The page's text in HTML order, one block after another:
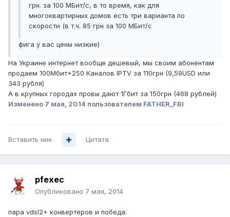
грн. за 100 МБит/с, в то время, как для
многоквартирных домов есть три варианта по
скорости (в т.ч. 85 грн за 100 МБит/с
фига у вас цены низкие)
На Украине интернет вообще дешевый, мы своим абонентам
продаем 100Мбит+250 Каналов IPTV за 110грн (9,59USD или
343 рубля)
А в крупных городах провы дают 1Гбит за 150грн (468 рублей)
Изменено 7 мая, 2014 пользователем FATHER_FBI
Вставить ник Цитата
pfexec
Опубликовано 7 мая, 2014
пара vdsl2+ конвертеров и победа: